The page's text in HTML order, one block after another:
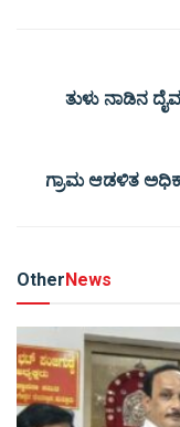
ತುಳು ನಾಡಿನ
ಗ್ರಾಮ ಆಡಳಿತ
OtherNews